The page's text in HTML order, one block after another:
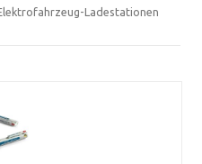
Ladestationen